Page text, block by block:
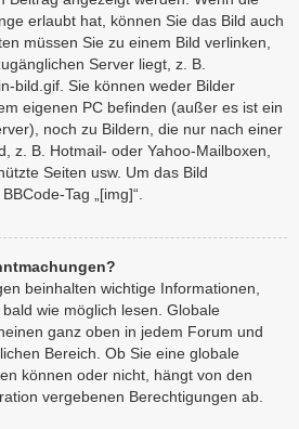
erlaubt hat, können Sie das Bild auch
müssen Sie zu einem Bild verlinken,
Server liegt, z. B.
bild.gif. Sie können weder Bilder
eigenen PC befinden (außer es ist ein
noch zu Bildern, die nur nach einer
z. B. Hotmail- oder Yahoo-Mailboxen,
Seiten usw. Um das Bild
Tag „[img]“.
beinhalten wichtige Informationen,
wie möglich lesen. Globale
ganz oben in jedem Forum und
Bereich. Ob Sie eine globale
können oder nicht, hängt von den
vergebenen Berechtigungen ab.